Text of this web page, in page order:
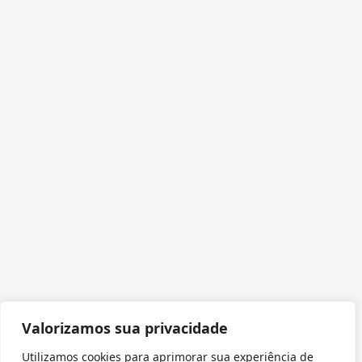
Valorizamos sua privacidade
Utilizamos cookies para aprimorar sua experiência de